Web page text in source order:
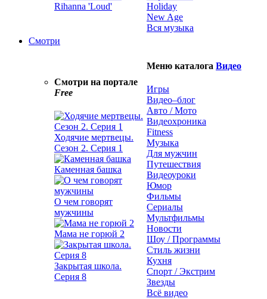
Rihanna 'Loud'
Holiday
New Age
Вся музыка
Смотри
Смотри на портале
Free
Ходячие мертвецы.
Сезон 2. Серия 1
Каменная башка
О чем говорят
мужчины
Мама не горюй 2
Закрытая школа.
Серия 8
Меню каталога Видео
Игры
Видео–блог
Авто / Мото
Видеохроника
Fitness
Музыка
Для мужчин
Путешествия
Видеоуроки
Юмор
Фильмы
Сериалы
Мультфильмы
Новости
Шоу / Программы
Стиль жизни
Кухня
Спорт / Экстрим
Звезды
Всё видео